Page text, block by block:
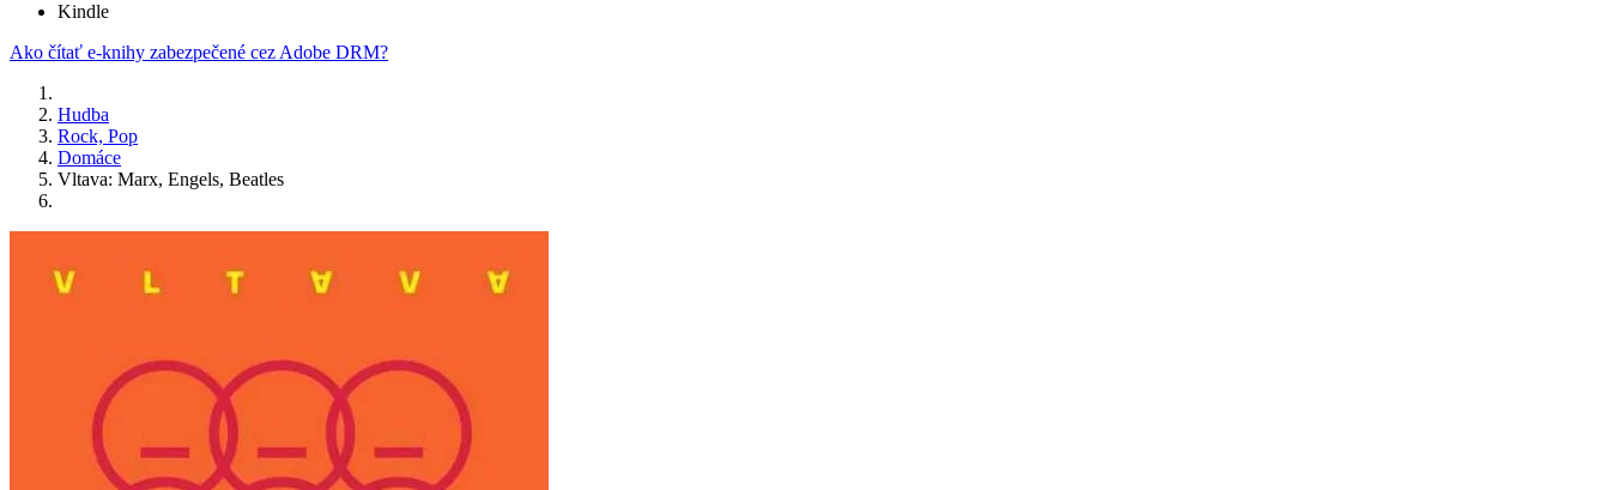
Kindle
Ako čítať e-knihy zabezpečené cez Adobe DRM?
Hudba
Rock, Pop
Domáce
Vltava: Marx, Engels, Beatles